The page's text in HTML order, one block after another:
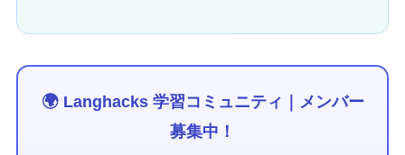
🌍 Langhacks 学習コミュニティ｜メンバー
募集中！